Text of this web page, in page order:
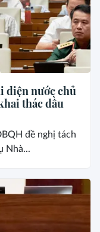
diện nước chủ
thác dầu
đề nghị tách
Nhà...